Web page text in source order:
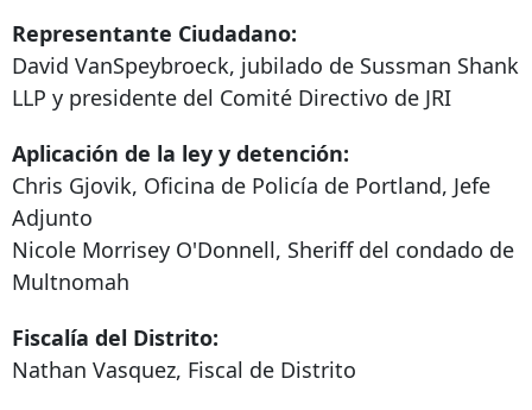
Representante Ciudadano:
David VanSpeybroeck, jubilado de Sussman Shank
LLP y presidente del Comité Directivo de JRI
Aplicación de la ley y detención:
Chris Gjovik, Oficina de Policía de Portland, Jefe
Adjunto
Nicole Morrisey O'Donnell, Sheriff del condado de
Multnomah
Fiscalía del Distrito:
Nathan Vasquez, Fiscal de Distrito